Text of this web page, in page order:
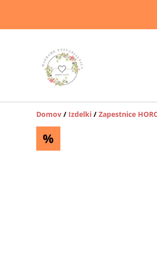
Domov / Izdelki / Zapestnice
%